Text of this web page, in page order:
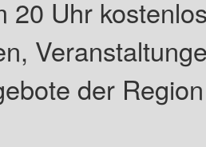
20 Uhr
der